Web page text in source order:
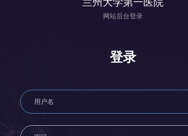
网站后台登录
登录